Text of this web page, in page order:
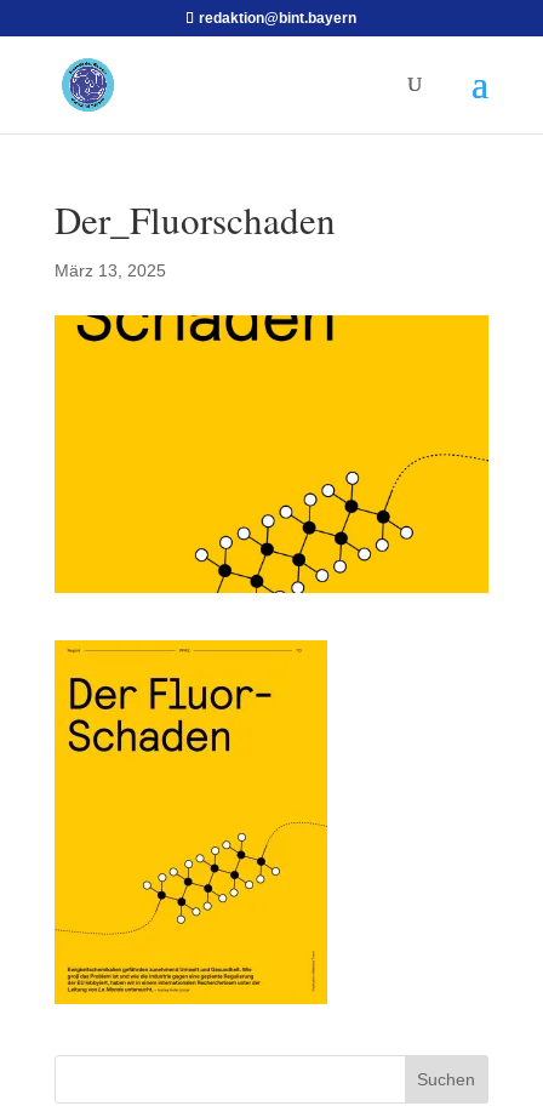
redaktion@bint.bayern
Der_Fluorschaden
März 13, 2025